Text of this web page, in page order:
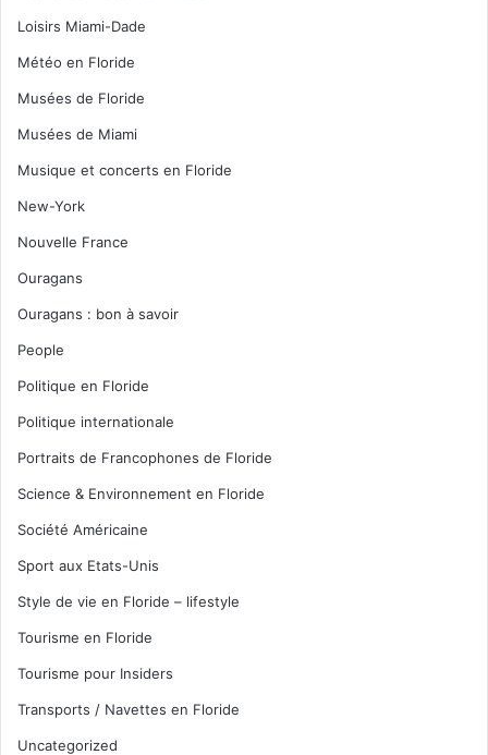
Loisirs Miami-Dade
Météo en Floride
Musées de Floride
Musées de Miami
Musique et concerts en Floride
New-York
Nouvelle France
Ouragans
Ouragans : bon à savoir
People
Politique en Floride
Politique internationale
Portraits de Francophones de Floride
Science & Environnement en Floride
Société Américaine
Sport aux Etats-Unis
Style de vie en Floride – lifestyle
Tourisme en Floride
Tourisme pour Insiders
Transports / Navettes en Floride
Uncategorized